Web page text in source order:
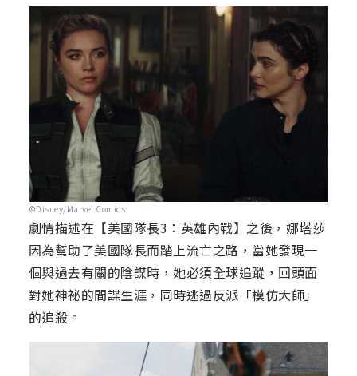
©Disney/Marvel Comics
劇情描述在【美國隊長3：英雄內戰】之後，娜塔莎
因為幫助了美國隊長而踏上流亡之路，當她發現一
個與過去有關的陰謀時，她必須全球追蹤，回頭面
對她神祕的間諜生涯，同時逃過反派「模仿大師」
的追殺。